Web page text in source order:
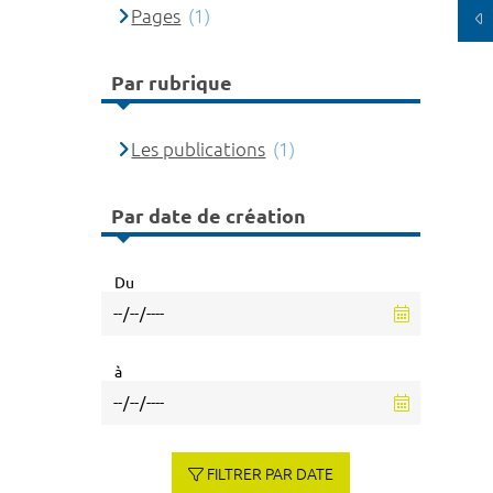
Pages (1)
Par rubrique
Les publications (1)
Par date de création
Du
à
FILTRER PAR DATE